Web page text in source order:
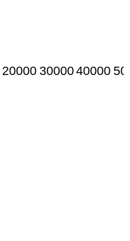
20000 3000040000